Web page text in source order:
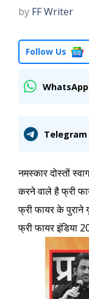
by FF Writer
Follow Us
Telegram
नमस्कार दोस्तों
करने वाले है फ्री
फ्री फायर के पुराने
फ्री फायर इंडिया